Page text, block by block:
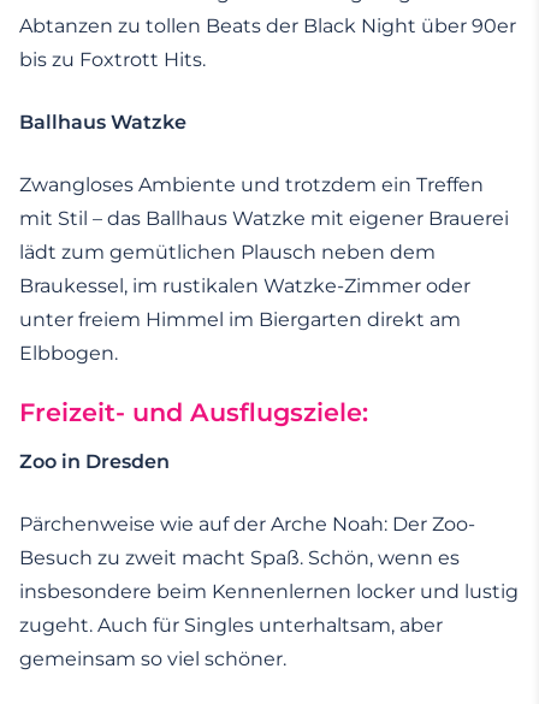
Abtanzen zu tollen Beats der Black Night über 90er
bis zu Foxtrott Hits.
Ballhaus Watzke
Zwangloses Ambiente und trotzdem ein Treffen
mit Stil – das Ballhaus Watzke mit eigener Brauerei
lädt zum gemütlichen Plausch neben dem
Braukessel, im rustikalen Watzke-Zimmer oder
unter freiem Himmel im Biergarten direkt am
Elbbogen.
Freizeit- und Ausflugsziele:
Zoo in Dresden
Pärchenweise wie auf der Arche Noah: Der Zoo-
Besuch zu zweit macht Spaß. Schön, wenn es
insbesondere beim Kennenlernen locker und lustig
zugeht. Auch für Singles unterhaltsam, aber
gemeinsam so viel schöner.